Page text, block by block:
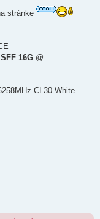
stránke
16G @
CL30 White